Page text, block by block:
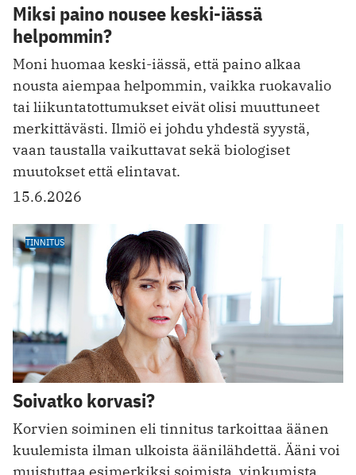
Miksi paino nousee keski-iässä
helpommin?
Moni huomaa keski-iässä, että paino alkaa
nousta aiempaa helpommin, vaikka ruokavalio
tai liikuntatottumukset eivät olisi muuttuneet
merkittävästi. Ilmiö ei johdu yhdestä syystä,
vaan taustalla vaikuttavat sekä biologiset
muutokset että elintavat.
15.6.2026
TINNITUS
Soivatko korvasi?
Korvien soiminen eli tinnitus tarkoittaa äänen
kuulemista ilman ulkoista äänilähdettä. Ääni voi
muistuttaa esimerkiksi soimista, vinkumista,